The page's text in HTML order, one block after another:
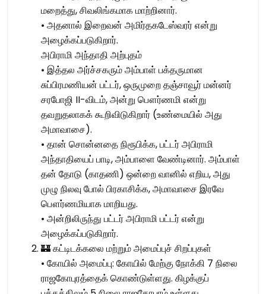
மறைத்து, சிவலிங்கமாக மாற்றினார்.
• அதனால் இறைவன் அமிர்தகடேஸ்வரர் என்று
அழைக்கப்படுகிறார்.
அபிராமி அந்தாதி அற்புதம்
• இத்தல அர்ச்சகரும் அம்பாள் பக்தருமான
சுப்பிரமணியன் பட்டர், ஒருமுறை தஞ்சாவூர் மன்னர்
சரபோஜி II-விடம், அன்று பௌர்ணமி என்று
தவறுதலாகக் கூறிவிடுகிறார் (உண்மையில் அது
அமாவாசை).
• தான் சொன்னதை நிரூபிக்க, பட்டர் அபிராமி
அந்தாதியைப் பாடி, அம்பாளை வேண்டினார். அம்பாள்
தன் தோடு (காதணி) ஒன்றை வானில் எறிய, அது
முழு நிலவு போல் பிரகாசிக்க, அமாவாசை இரவே
பௌர்ணமியாக மாறியது.
• அன்றிலிருந்து பட்டர் அபிராமி பட்டர் என்று
அழைக்கப்படுகிறார்.
🏰 கட்டிடக்கலை மற்றும் அமைப்புச் சிறப்புகள்
• கோயில் அமைப்பு: கோயில் மேற்கு நோக்கி 7 நிலை
ராஜகோபுரத்தைக் கொண்டுள்ளது. கிழக்குப்